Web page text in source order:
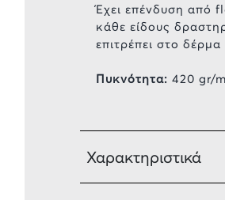
Έχει επένδυση από
κάθε είδους
επιτρέπει στο
Πυκνότητα: 420 gr/m
Χαρακτηριστικά